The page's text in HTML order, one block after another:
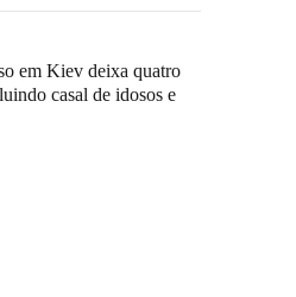
em Kiev deixa quatro
casal de idosos e